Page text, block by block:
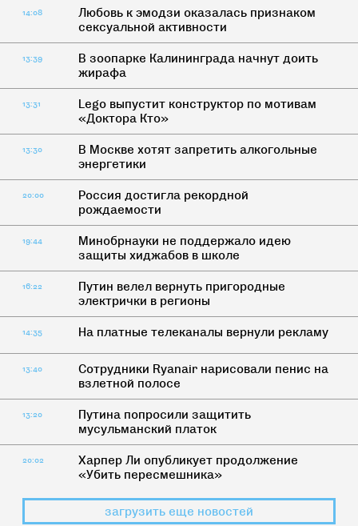
14:08
Любовь к эмодзи оказалась признаком
сексуальной активности
13:39
В зоопарке Калининграда начнут доить
жирафа
13:31
Lego выпустит конструктор по мотивам
«Доктора Кто»
13:30
В Москве хотят запретить алкогольные
энергетики
20:00
Россия достигла рекордной
рождаемости
19:44
Минобрнауки не поддержало идею
защиты хиджабов в школе
16:22
Путин велел вернуть пригородные
электрички в регионы
14:35 На платные телеканалы вернули рекламу
13:40
Сотрудники Ryanair нарисовали пенис на
взлетной полосе
13:20
Путина попросили защитить
мусульманский платок
20:02
Харпер Ли опубликует продолжение
«Убить пересмешника»
загрузить еще новостей